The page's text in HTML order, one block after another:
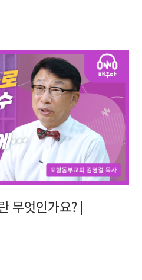
무엇인가요? |